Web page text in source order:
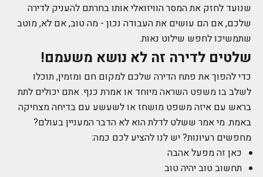
שנועד לחזק את המסר הוויזואלי אותו בחרתם להעניק לדירה
שלכם, אם הם עושים את העבודה נכון - מה טוב, אם לא, מוטב
שתמשיכו לחפש שילוט נאות.
שלטים לדירה זה לא נושא משעמם!
כדי להפוך את פתח הדירה שלכם למקום חם ומזמין, תוכלו
לשלב בו משפט השראה מיוחד או אמרת כנף. אתם יכולים לתת
בראש עם איזה משפט מושחז או לשעשע עם בדיחה מצחיקה
באמת. מי אמר ששלט לדלת הוא לא הדבר המעניין בעולם?
מחפשים רעיונות? יש לנו להציע לכם כמה:
כאן זה מפעל אהבה
תחשוב טוב יהיה טוב